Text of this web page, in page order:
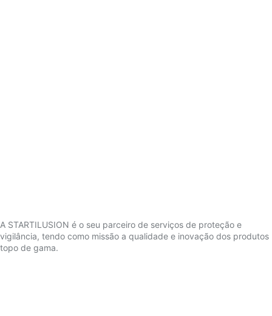
A STARTILUSION é o seu parceiro de serviços de proteção e
vigilância, tendo como missão a qualidade e inovação dos produtos
topo de gama.